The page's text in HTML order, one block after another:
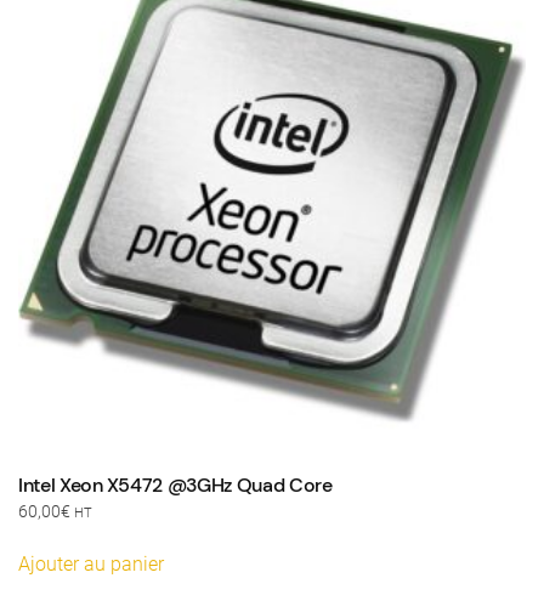
Intel Xeon X5472 @3GHz Quad Core
60,00€ HT
Ajouter au panier